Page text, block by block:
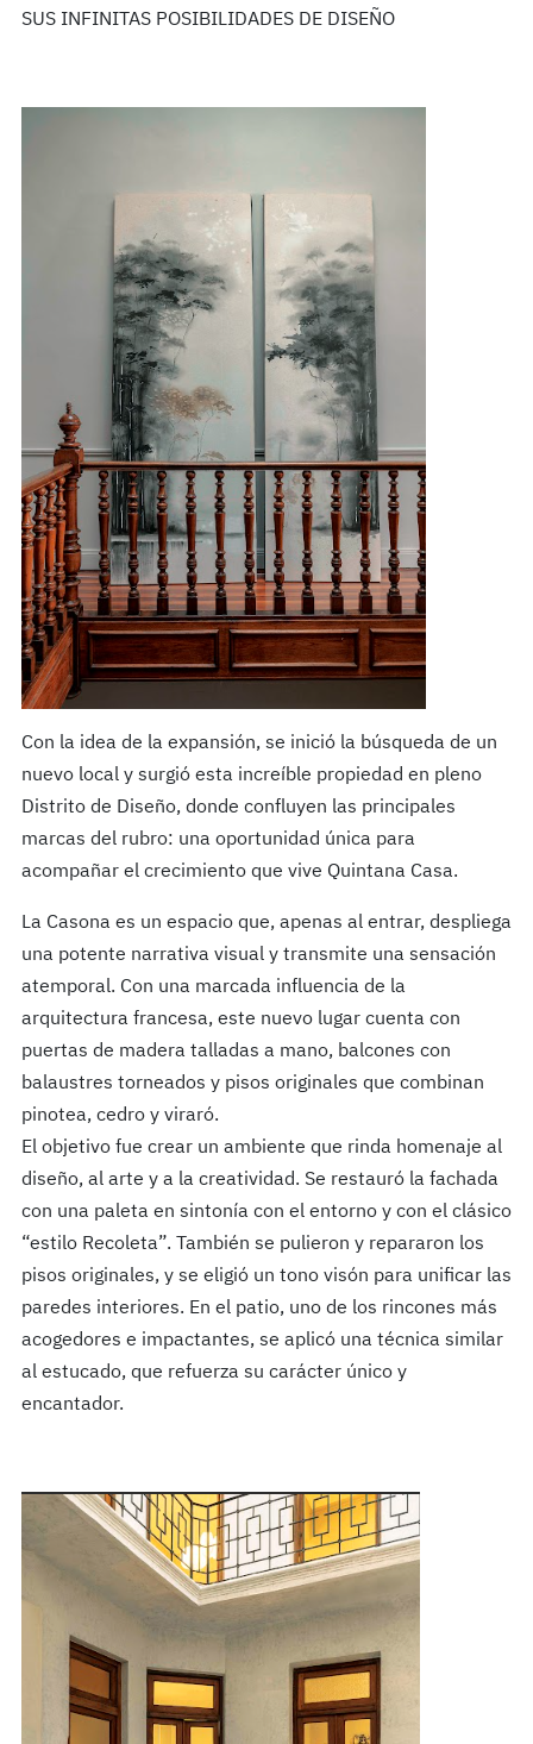
SUS INFINITAS POSIBILIDADES DE DISEÑO
Con la idea de la expansión, se inició la búsqueda de un
nuevo local y surgió esta increíble propiedad en pleno
Distrito de Diseño, donde confluyen las principales
marcas del rubro: una oportunidad única para
acompañar el crecimiento que vive Quintana Casa.
La Casona es un espacio que, apenas al entrar, despliega
una potente narrativa visual y transmite una sensación
atemporal. Con una marcada influencia de la
arquitectura francesa, este nuevo lugar cuenta con
puertas de madera talladas a mano, balcones con
balaustres torneados y pisos originales que combinan
pinotea, cedro y viraró.
El objetivo fue crear un ambiente que rinda homenaje al
diseño, al arte y a la creatividad. Se restauró la fachada
con una paleta en sintonía con el entorno y con el clásico
“estilo Recoleta”. También se pulieron y repararon los
pisos originales, y se eligió un tono visón para unificar las
paredes interiores. En el patio, uno de los rincones más
acogedores e impactantes, se aplicó una técnica similar
al estucado, que refuerza su carácter único y
encantador.